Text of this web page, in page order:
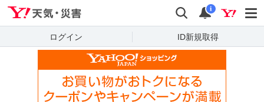
検索 通知
i
ログイン ID新規取得